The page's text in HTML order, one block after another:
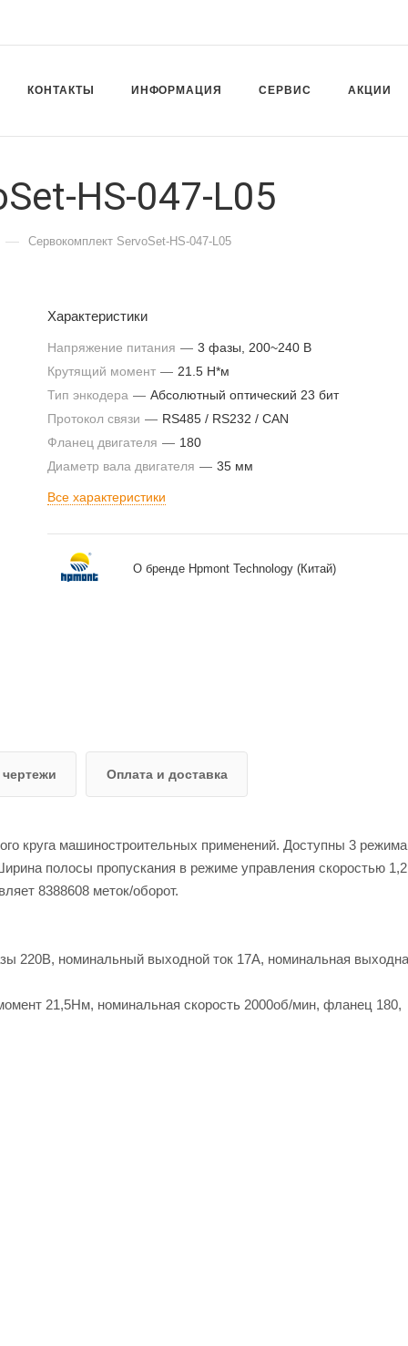
КОНТАКТЫ ИНФОРМАЦИЯ СЕРВИС АКЦИИ
HS-047-L05
— Сервокомплект ServoSet-HS-047-L05
Характеристики
Напряжение питания — 3 фазы, 200~240 В
Крутящий момент — 21.5 Н*м
Тип энкодера — Абсолютный оптический 23 бит
Протокол связи — RS485 / RS232 / CAN
Фланец двигателя — 180
Диаметр вала двигателя — 35 мм
Все характеристики
О бренде Hpmont Technology (Китай)
Оплата и доставка
круга машиностроительных применений. Доступны 3 режима
полосы пропускания в режиме управления скоростью 1,2
8388608 меток/оборот.
220В, номинальный выходной ток 17А, номинальная
21,5Нм, номинальная скорость 2000об/мин, фланец 180,